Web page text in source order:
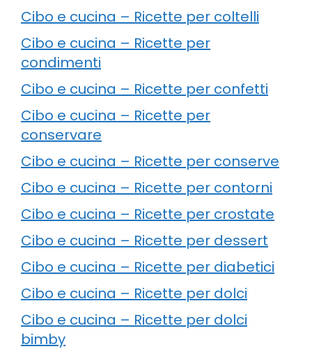
Cibo e cucina – Ricette per coltelli
Cibo e cucina – Ricette per
condimenti
Cibo e cucina – Ricette per confetti
Cibo e cucina – Ricette per
conservare
Cibo e cucina – Ricette per conserve
Cibo e cucina – Ricette per contorni
Cibo e cucina – Ricette per crostate
Cibo e cucina – Ricette per dessert
Cibo e cucina – Ricette per diabetici
Cibo e cucina – Ricette per dolci
Cibo e cucina – Ricette per dolci
bimby